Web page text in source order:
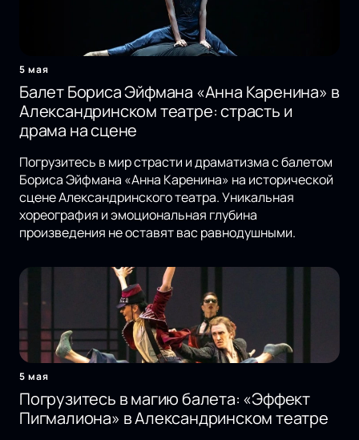
5 мая
Балет Бориса Эйфмана «Анна Каренина» в
Александринском театре: страсть и
драма на сцене
Погрузитесь в мир страсти и драматизма с балетом
Бориса Эйфмана «Анна Каренина» на исторической
сцене Александринского театра. Уникальная
хореография и эмоциональная глубина
произведения не оставят вас равнодушными.
5 мая
Погрузитесь в магию балета: «Эффект
Пигмалиона» в Александринском театре